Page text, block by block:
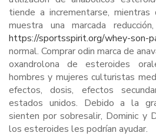
tiende a incrementarse,
muestra una marcada
https://sportsspirit.org/whey-son-
normal. Comprar odin marca de
oxandrolona de esteroides
hombres y mujeres culturistas
efectos, dosis, efectos
estados unidos. Debido a la
sienten por sobresalir, Dominic y
los esteroides les podrían ayudar.